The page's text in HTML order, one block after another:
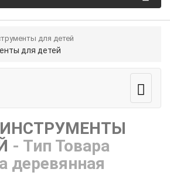
для детей
для детей
- Тип Товара
деревянная